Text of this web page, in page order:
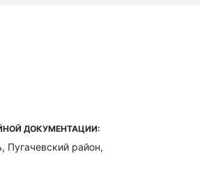
ДОКУМЕНТАЦИИ:
Пугачевский район,